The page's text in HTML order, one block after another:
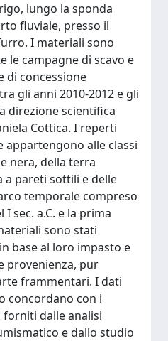
lungo la sponda
fluviale, presso il
I materiali sono
le campagne di scavo e
di concessione
gli anni 2010-2012 e gli
direzione scientifica
Cottica. I reperti
appartengono alle classi
nera, della terra
a pareti sottili e delle
temporale compreso
sec. a.C. e la prima
sono stati
base al loro impasto e
provenienza, pur
frammentari. I dati
concordano con i
dalle analisi
e dallo studio